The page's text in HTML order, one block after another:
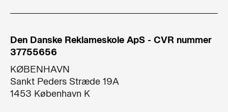
Den Danske Reklameskole ApS - CVR nummer
37755656
KØBENHAVN
Sankt Peders Stræde 19A​
1453 København K​